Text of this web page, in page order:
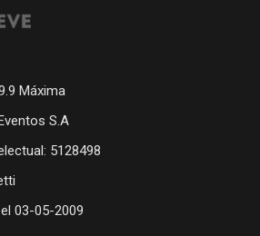
Máxima
S.A
5128498
03-05-2009